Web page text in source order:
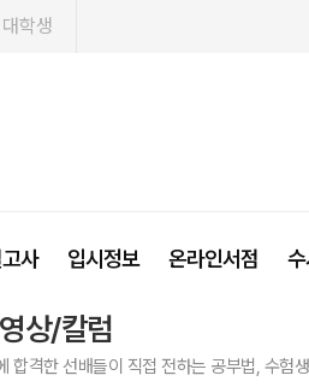
대학생
사 입시정보 온라인서점
상/칼럼
합격한 선배들이 직접 전하는 공부법, 수험